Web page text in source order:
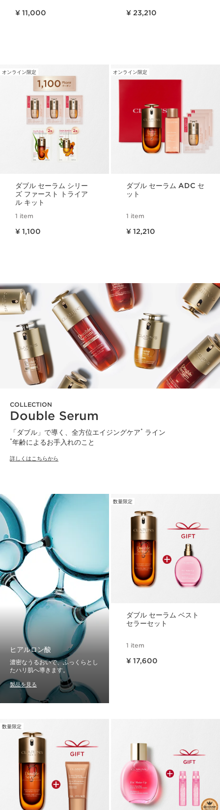
¥ 11,000 ¥ 23,210
オンライン限定
ダブル セーラム シリー
ズ ファースト トライア
ル キット
1 item
¥ 1,100
オンライン限定
ダブル セーラム ADC セ
ット
1 item
¥ 12,210
COLLECTION
Double Serum
「ダブル」で導く、全方位エイジングケア* ライン
*年齢によるお手入れのこと
詳しくはこちらから
ヒアルロン酸
濃密なうるおいで、ふっくらとし
たハリ肌へ導きます。
製品を見る
数量限定
ダブル セーラム ベスト
セラーセット
1 item
¥ 17,600
数量限定